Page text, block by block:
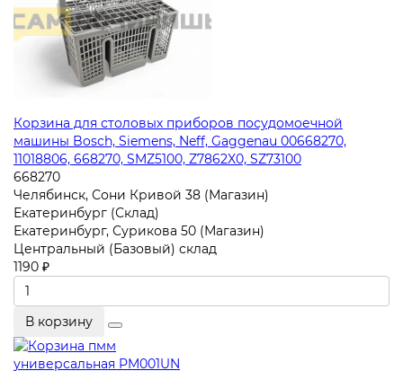
Корзина для столовых приборов посудомоечной
машины Bosch, Siemens, Neff, Gaggenau 00668270,
11018806, 668270, SMZ5100, Z7862X0, SZ73100
668270
Челябинск, Сони Кривой 38 (Магазин)
Екатеринбург (Склад)
Екатеринбург, Сурикова 50 (Магазин)
Центральный (Базовый) склад
1190 ₽
В корзину